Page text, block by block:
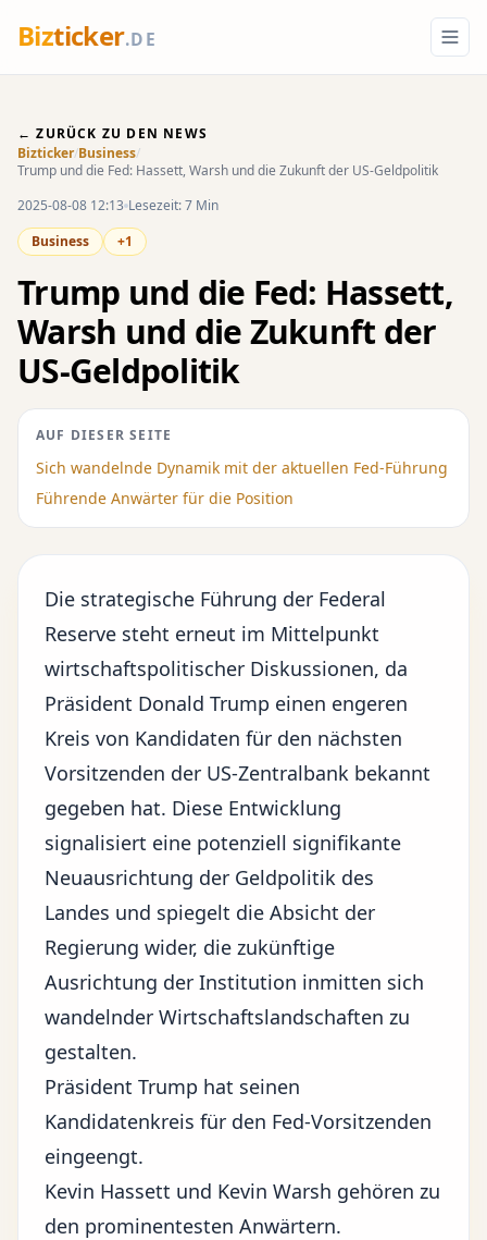
Bizticker.DE
← ZURÜCK ZU DEN NEWS
Bizticker/Business/
Trump und die Fed: Hassett, Warsh und die Zukunft der US-Geldpolitik
2025-08-08 12:13 Lesezeit: 7 Min
Business
+1
Trump und die Fed: Hassett,
Warsh und die Zukunft der
US-Geldpolitik
AUF DIESER SEITE
Sich wandelnde Dynamik mit der aktuellen Fed-Führung
Führende Anwärter für die Position
Die strategische Führung der Federal
Reserve steht erneut im Mittelpunkt
wirtschaftspolitischer Diskussionen, da
Präsident Donald Trump einen engeren
Kreis von Kandidaten für den nächsten
Vorsitzenden der US-Zentralbank bekannt
gegeben hat. Diese Entwicklung
signalisiert eine potenziell signifikante
Neuausrichtung der Geldpolitik des
Landes und spiegelt die Absicht der
Regierung wider, die zukünftige
Ausrichtung der Institution inmitten sich
wandelnder Wirtschaftslandschaften zu
gestalten.
Präsident Trump hat seinen
Kandidatenkreis für den Fed-Vorsitzenden
eingeengt.
Kevin Hassett und Kevin Warsh gehören zu
den prominentesten Anwärtern.